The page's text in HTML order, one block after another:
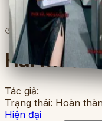
6 lượt đọc·
Hai Mươi
Tác giả:
Trạng thái: Hoàn
Hiện đại